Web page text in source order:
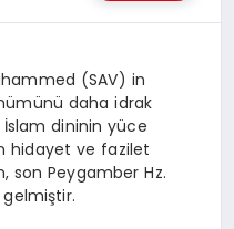
(SAV) in
daha idrak
dininin yüce
hidayet ve fazilet
son Peygamber Hz.